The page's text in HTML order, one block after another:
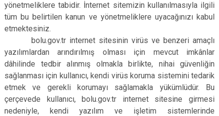
yönetmeliklere tabidir. İnternet sitemizin kullanılmasıyla ilgili
tüm bu belirtilen kanun ve yönetmeliklere uyacağınızı kabul
etmektesiniz.
bolu.gov.tr internet sitesinin virüs ve benzeri amaçlı
yazılımlardan arındırılmış olması için mevcut imkânlar
dâhilinde tedbir alınmış olmakla birlikte, nihai güvenliğin
sağlanması için kullanıcı, kendi virüs koruma sistemini tedarik
etmek ve gerekli korumayı sağlamakla yükümlüdür. Bu
çerçevede kullanıcı, bolu.gov.tr internet sitesine girmesi
nedeniyle, kendi yazılım ve işletim sistemlerinde